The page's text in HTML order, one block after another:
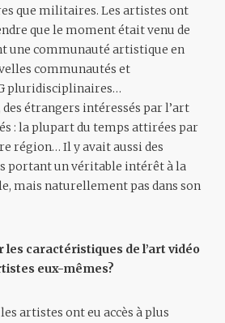
que militaires. Les artistes ont
que le moment était venu de
une communauté artistique en
communautés et
pluridisciplinaires…
étrangers intéressés par l’art
: la plupart du temps attirées par
région… Il y avait aussi des
portant un véritable intérêt à la
mais naturellement pas dans son
les caractéristiques de l’art vidéo
eux-mêmes?
artistes ont eu accès à plus